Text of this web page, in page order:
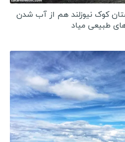
کوک نیوزلند هم از آب شدن
طبیعی میاد